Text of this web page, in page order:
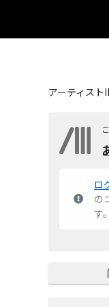
アーティスト
ロ
の
す。